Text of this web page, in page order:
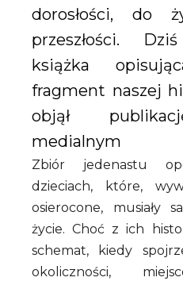
dorosłości, do
przeszłości.
książka
fragment naszej
objął
medialnym
Zbiór jedenastu
dzieciach, które,
osierocone, musiały
życie. Choć z ich
schemat, kiedy
okoliczności,